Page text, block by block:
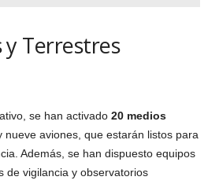
y Terrestres
se han activado 20 medios
nueve aviones, que estarán listos para
Además, se han dispuesto equipos
de vigilancia y observatorios